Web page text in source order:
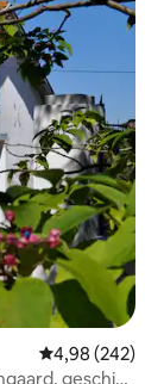
Gemiddelde
4,98 (242)
geschikt